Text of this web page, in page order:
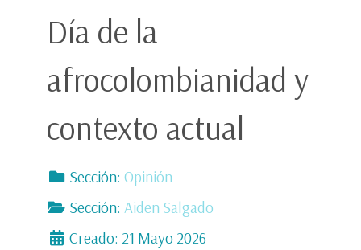
Día de la
afrocolombianidad y
contexto actual
Sección: Opinión
Sección: Aiden Salgado
Creado: 21 Mayo 2026